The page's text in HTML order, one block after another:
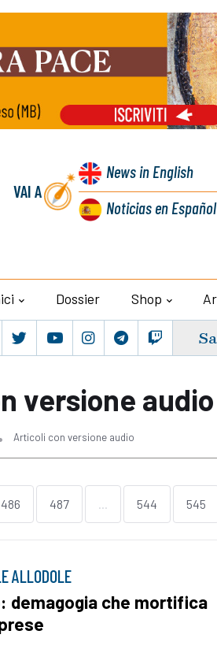
VAI A
Newsin English
Noticiasen Español
Dossier Shop
versione audio
Articoli con versione audio
486 487 ... 544 545
ALLODOLE
demagogia che mortifica